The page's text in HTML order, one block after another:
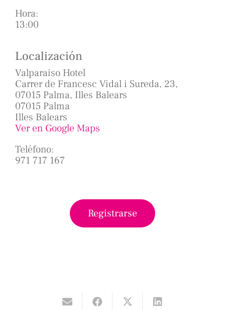
Hora:
13:00
Localización
Valparaiso Hotel
Carrer de Francesc Vidal i Sureda, 23,
07015 Palma, Illes Balears
07015 Palma
Illes Balears
Ver en Google Maps
Teléfono:
971 717 167
Registrarse